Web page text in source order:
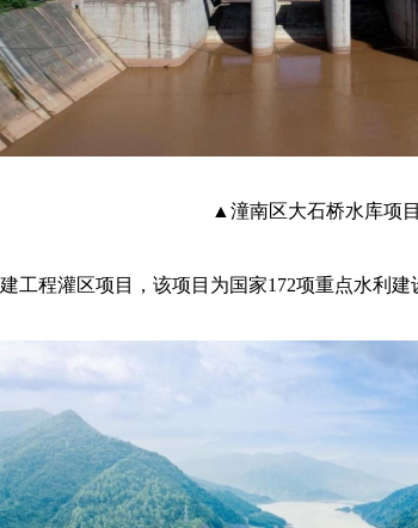
▲潼南区大石桥水库项目
工程灌区项目，该项目为国家172项重点水利建